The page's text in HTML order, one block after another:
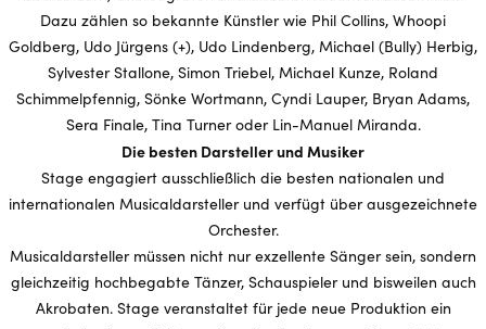
Dazu zählen so bekannte Künstler wie Phil Collins, Whoopi
Goldberg, Udo Jürgens (+), Udo Lindenberg, Michael (Bully) Herbig,
Sylvester Stallone, Simon Triebel, Michael Kunze, Roland
Schimmelpfennig, Sönke Wortmann, Cyndi Lauper, Bryan Adams,
Sera Finale, Tina Turner oder Lin-Manuel Miranda.
Die besten Darsteller und Musiker
Stage engagiert ausschließlich die besten nationalen und
internationalen Musicaldarsteller und verfügt über ausgezeichnete
Orchester.
Musicaldarsteller müssen nicht nur exzellente Sänger sein, sondern
gleichzeitig hochbegabte Tänzer, Schauspieler und bisweilen auch
Akrobaten. Stage veranstaltet für jede neue Produktion ein